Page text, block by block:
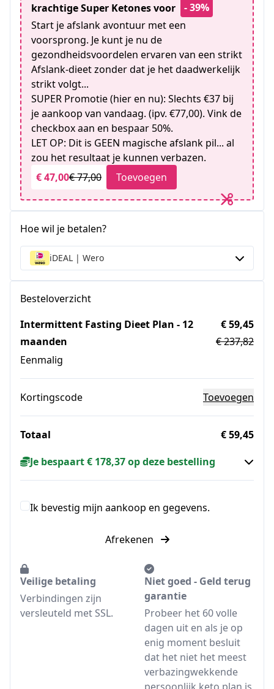
krachtige Super Ketones voor
- 39%
Start je afslank avontuur met een
voorsprong. Je kunt je nu de
gezondheidsvoordelen ervaren van een strikt
Afslank-dieet zonder dat je het daadwerkelijk
strikt volgt...
SUPER Promotie (hier en nu): Slechts €37 bij
je aankoop van vandaag. (ipv. €77,00). Vink de
checkbox aan en bespaar 50%.
LET OP: Dit is GEEN magische afslank pil... al
zou het resultaat je kunnen verbazen.
€ 47,00€ 77,00 Toevoegen
Hoe wil je betalen?
iDEAL | Wero
Besteloverzicht
Intermittent Fasting Dieet Plan - 12
maanden
Eenmalig
€ 59,45
€ 237,82
Kortingscode Toevoegen
Totaal
€ 59,45
Je bespaart € 178,37 op deze bestelling
Ik bevestig mijn aankoop en gegevens.
Afrekenen
Veilige betaling
Verbindingen zijn
versleuteld met SSL.
Niet goed - Geld terug
garantie
Probeer het 60 volle
dagen uit en als je op
enig moment besluit
dat het niet het meest
verbazingwekkende